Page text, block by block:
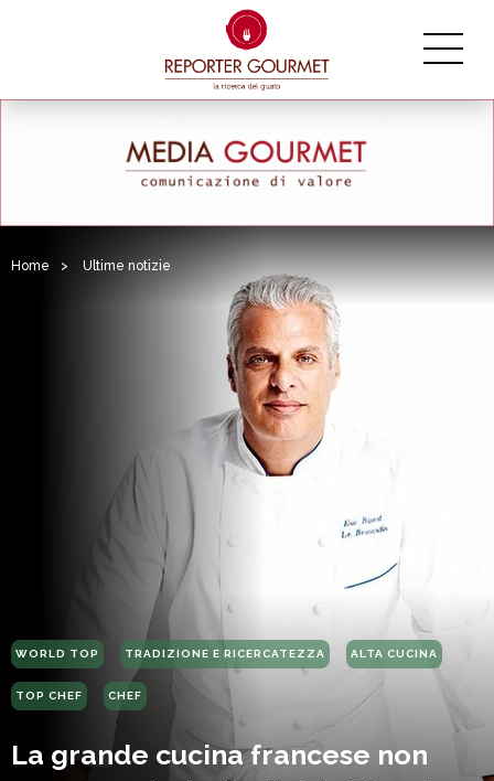
Home > Ultime notizie
WORLD TOP TRADIZIONE E RICERCATEZZA ALTA CUCINA
TOP CHEF CHEF
La grande cucina francese non